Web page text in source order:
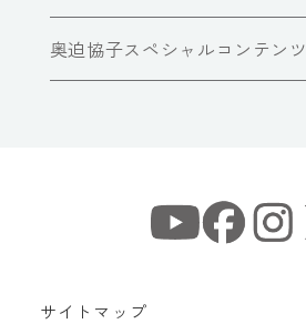
奥迫協子スペシャルコンテンツ
サイトマップ